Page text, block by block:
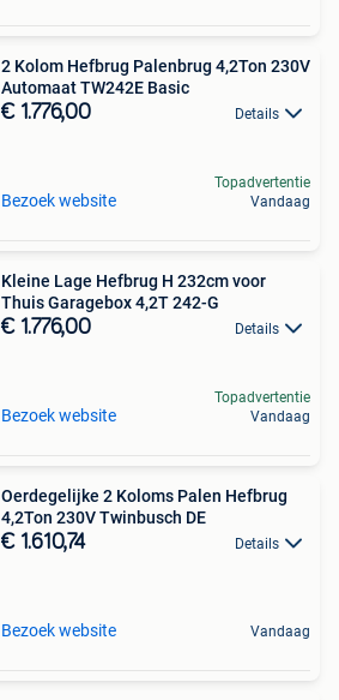
2 Kolom Hefbrug Palenbrug 4,2Ton 230V
Automaat TW242E Basic
€ 1.776,00 Details
Bezoek website
Topadvertentie
Vandaag
Kleine Lage Hefbrug H 232cm voor
Thuis Garagebox 4,2T 242-G
€ 1.776,00 Details
Bezoek website
Topadvertentie
Vandaag
Oerdegelijke 2 Koloms Palen Hefbrug
4,2Ton 230V Twinbusch DE
€ 1.610,74 Details
Bezoek website Vandaag